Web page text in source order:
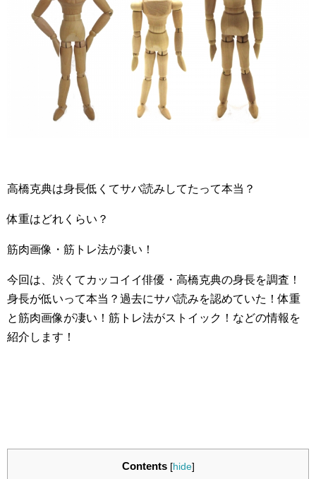
高橋克典は身長低くてサバ読みしてたって本当？
体重はどれくらい？
筋肉画像・筋トレ法が凄い！
今回は、渋くてカッコイイ俳優・高橋克典の身長を調査！
身長が低いって本当？過去にサバ読みを認めていた！体重
と筋肉画像が凄い！筋トレ法がストイック！などの情報を
紹介します！
Contents [hide]